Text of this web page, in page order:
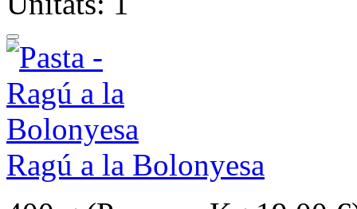
Ragú a la Bolonyesa